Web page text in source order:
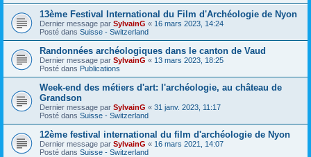
13ème Festival International du Film d'Archéologie de Nyon
Dernier message par SylvainG « 16 mars 2023, 14:24
Posté dans Suisse - Switzerland
Randonnées archéologiques dans le canton de Vaud
Dernier message par SylvainG « 13 mars 2023, 18:25
Posté dans Publications
Week-end des métiers d'art: l'archéologie, au château de
Grandson
Dernier message par SylvainG « 31 janv. 2023, 11:17
Posté dans Suisse - Switzerland
12ème festival international du film d'archéologie de Nyon
Dernier message par SylvainG « 16 mars 2021, 14:07
Posté dans Suisse - Switzerland